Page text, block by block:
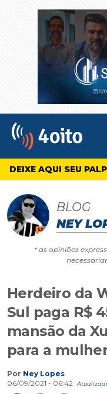
4oito
DEIXE AQUI SEU
BLOG
NEY
* as opiniões
Herdeiro da
Sul paga R$
mansão da
para a
Por Ney Lopes
06/09/2021 - 06:42